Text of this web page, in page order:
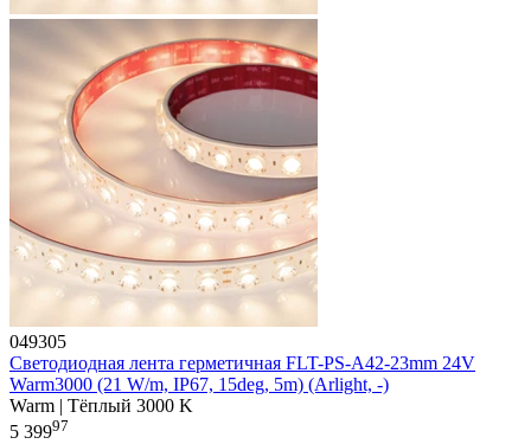
049305
Светодиодная лента герметичная FLT-PS-A42-23mm 24V
Warm3000 (21 W/m, IP67, 15deg, 5m) (Arlight, -)
Warm | Тёплый 3000 K
5 39997